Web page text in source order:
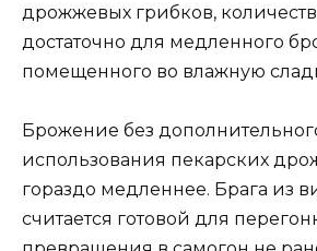
дрожжевых грибков,
достаточно для медленного
помещенного во влажную
Брожение без
использования пекарских
гораздо медленнее. Брага из
считается готовой для